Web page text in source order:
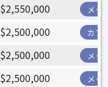
$2,550,000 メッ
$2,500,000 カブ
$2,500,000 メッ
$2,500,000 メッ